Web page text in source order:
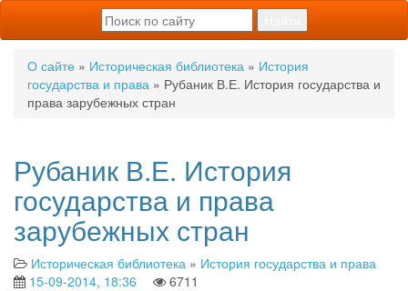
О сайте » Историческая библиотека » История
государства и права » Рубаник В.Е. История государства и
права зарубежных стран
Рубаник В.Е. История
государства и права
зарубежных стран
Историческая библиотека » История государства и права
15-09-2014, 18:36
6711